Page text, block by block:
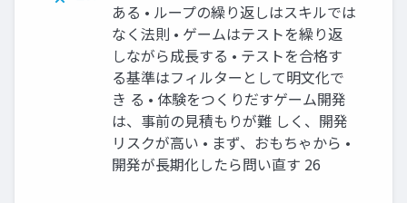
ある • ループの繰り返しはスキルでは
なく法則 • ゲームはテストを繰り返
しながら成長する • テストを合格す
る基準はフィルターとして明文化で
き る • 体験をつくりだすゲーム開発
は、事前の見積もりが難 しく、開発
リスクが高い • まず、おもちゃから •
開発が長期化したら問い直す 26